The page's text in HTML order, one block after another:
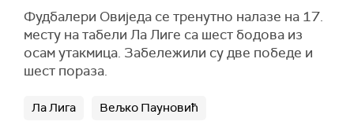
Фудбалери Овиједа се тренутно налазе на 17.
месту на табели Ла Лиге са шест бодова из
осам утакмица. Забележили су две победе и
шест пораза.
Ла Лига Вељко Пауновић